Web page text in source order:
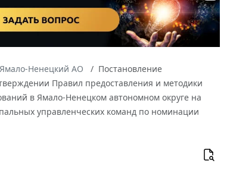
Ненецкий АО
Постановление
Правил предоставления и методики
в Ямало-Ненецком автономном округе на
управленческих команд по номинации